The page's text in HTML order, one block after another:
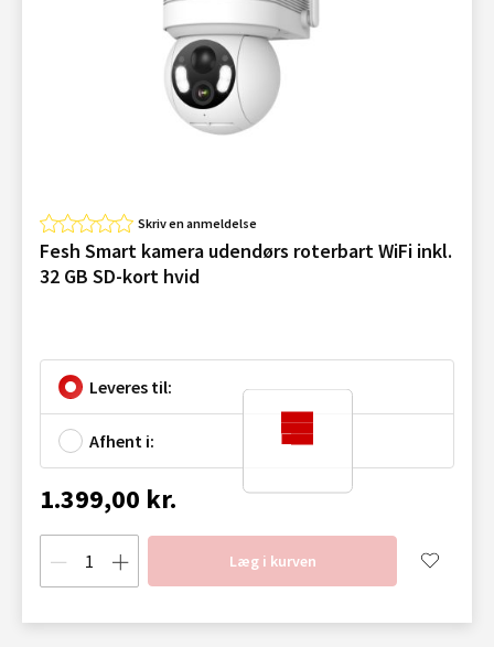
Skriv en anmeldelse
Fesh Smart kamera udendørs roterbart WiFi inkl.
32 GB SD-kort hvid
Leveres til:
Afhent i:
1.399,00 kr.
Læg i kurven